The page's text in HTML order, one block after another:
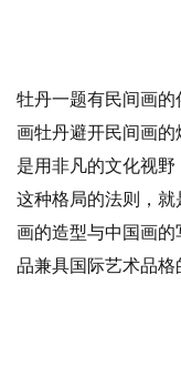
牡丹一题有民间画
画牡丹避开民间画
是用非凡的文化视
这种格局的法则，
画的造型与中国画
品兼具国际艺术品格